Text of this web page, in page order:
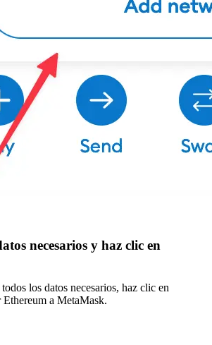
necesarios y haz clic en
los datos necesarios, haz clic en
a MetaMask.